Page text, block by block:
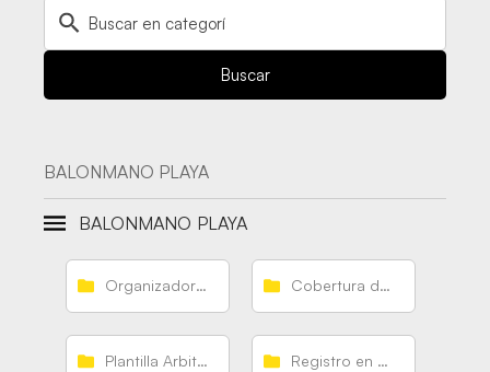
Buscar
BALONMANO PLAYA
BALONMANO PLAYA
Organizadores Cobertura del seguro
Plantilla Arbitral Registro en el torneo